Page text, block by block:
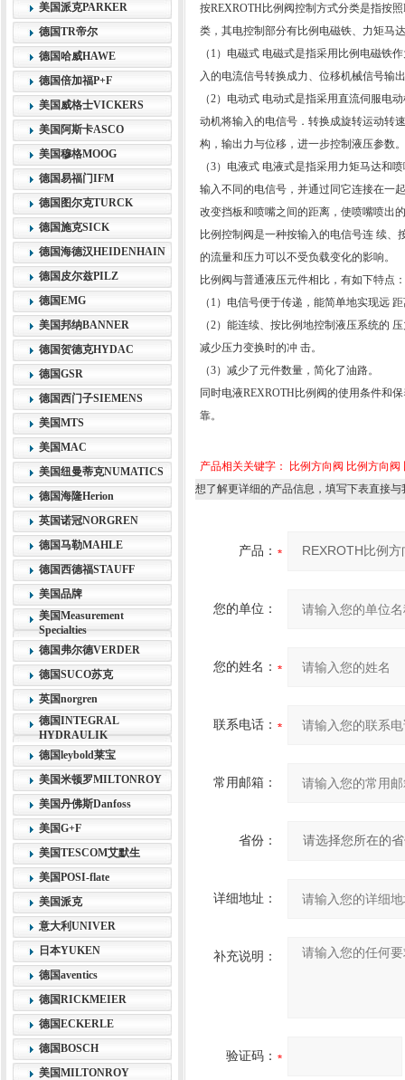
美国派克PARKER
德国TR帝尔
德国哈威HAWE
德国倍加福P+F
美国威格士VICKERS
美国阿斯卡ASCO
美国穆格MOOG
德国易福门IFM
德国图尔克TURCK
德国施克SICK
德国海德汉HEIDENHAIN
德国皮尔兹PILZ
德国EMG
美国邦纳BANNER
德国贺德克HYDAC
德国GSR
德国西门子SIEMENS
美国MTS
美国MAC
美国纽曼蒂克NUMATICS
德国海隆Herion
英国诺冠NORGREN
德国马勒MAHLE
德国西德福STAUFF
美国品牌
美国Measurement
Specialties
德国弗尔德VERDER
德国SUCO苏克
英国norgren
德国INTEGRAL
HYDRAULIK
德国leybold莱宝
美国米顿罗MILTONROY
美国丹佛斯Danfoss
美国G+F
美国TESCOM艾默生
美国POSI-flate
美国派克
意大利UNIVER
日本YUKEN
德国aventics
德国RICKMEIER
德国ECKERLE
德国BOSCH
美国MILTONROY
按REXROTH比例阀控制方式分类是指按
类，其电控制部分有比例电磁铁、力矩马
（1）电磁式 电磁式是指采用比例电磁铁
入的电流信号转换成力、位移机械信号输
（2）电动式 电动式是指采用直流伺服电
动机将输入的电信号．转换成旋转运动转
构，输出力与位移，进一步控制液压参数。
（3）电液式 电液式是指采用力矩马达和
输入不同的电信号，并通过同它连接在一
改变挡板和喷嘴之间的距离，使喷嘴喷出
比例控制阀是一种按输入的电信号连 续
的流量和压力可以不受负载变化的影响。
比例阀与普通液压元件相比，有如下特点：
（1）电信号便于传递，能简单地实现远
（2）能连续、按比例地控制液压系统的
减少压力变换时的冲 击。
（3）减少了元件数量，简化了油路。
同时电液REXROTH比例阀的使用条件和
靠。
产品相关关键字： 比例方向阀 比例方向阀
想了解更详细的产品信息，填写下表直接与
产品：
您的单位：
您的姓名：
联系电话：
常用邮箱：
省份：
详细地址：
补充说明：
验证码：